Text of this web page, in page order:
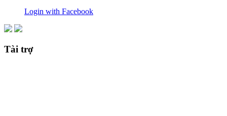
Login with Facebook
Tài trợ